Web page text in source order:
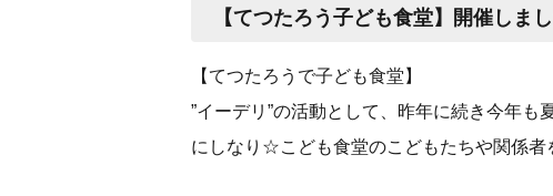
【てつたろう子ども食堂】開催しま
【てつたろうで子ども食堂】
”イーデリ”の活動として、昨年に続き今年も
にしなり☆こども食堂のこどもたちや関係者